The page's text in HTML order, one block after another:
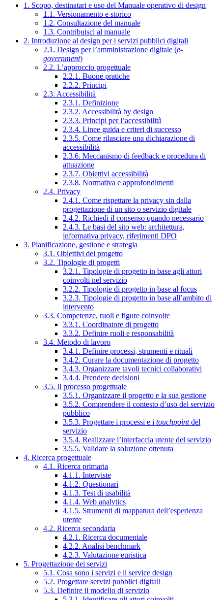
1. Scopo, destinatari e uso del Manuale operativo di design
1.1. Versionamento e storico
1.2. Consultazione del manuale
1.3. Contribuisci al manuale
2. Introduzione al design per i servizi pubblici digitali
2.1. Design per l’amministrazione digitale (e-
government)
2.2. L’approccio progettuale
2.2.1. Buone pratiche
2.2.2. Principi
2.3. Accessibilità
2.3.1. Definizione
2.3.2. Accessibilità by design
2.3.3. Principi per l’accessibilità
2.3.4. Linee guida e criteri di successo
2.3.5. Come rilasciare una dichiarazione di
accessibilità
2.3.6. Meccanismo di feedback e procedura di
attuazione
2.3.7. Obiettivi accessibilità
2.3.8. Normativa e approfondimenti
2.4. Privacy
2.4.1. Come rispettare la privacy sin dalla
progettazione di un sito o servizio digitale
2.4.2. Richiedi il consenso quando necessario
2.4.3. Le basi del sito web: architettura,
informativa privacy, riferimenti DPO
3. Pianificazione, gestione e strategia
3.1. Obiettivi del progetto
3.2. Tipologie di progetti
3.2.1. Tipologie di progetto in base agli attori
coinvolti nel servizio
3.2.2. Tipologie di progetto in base al focus
3.2.3. Tipologie di progetto in base all’ambito di
intervento
3.3. Competenze, ruoli e figure coinvolte
3.3.1. Coordinatore di progetto
3.3.2. Definire ruoli e responsabilità
3.4. Metodo di lavoro
3.4.1. Definire processi, strumenti e rituali
3.4.2. Curare la documentazione di progetto
3.4.3. Organizzare tavoli tecnici collaborativi
3.4.4. Prendere decisioni
3.5. Il processo progettuale
3.5.1. Organizzare il progetto e la sua gestione
3.5.2. Comprendere il contesto d’uso del servizio
pubblico
3.5.3. Progettare i processi e i touchpointdel
servizio
3.5.4. Realizzare l’interfaccia utente del servizio
3.5.5. Validare la soluzione ottenuta
4. Ricerca progettuale
4.1. Ricerca primaria
4.1.1. Interviste
4.1.2. Questionari
4.1.3. Test di usabilità
4.1.4. Web analytics
4.1.5. Strumenti di mappatura dell’esperienza
utente
4.2. Ricerca secondaria
4.2.1. Ricerca documentale
4.2.2. Analisi benchmark
4.2.3. Valutazione euristica
5. Progettazione dei servizi
5.1. Cosa sono i servizi e il service design
5.2. Progettare servizi pubblici digitali
5.3. Definire il modello di servizio